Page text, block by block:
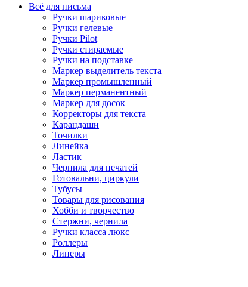
Всё для письма
Ручки шариковые
Ручки гелевые
Ручки Pilot
Ручки стираемые
Ручки на подставке
Маркер выделитель текста
Маркер промышленный
Маркер перманентный
Маркер для досок
Корректоры для текста
Карандаши
Точилки
Линейка
Ластик
Чернила для печатей
Готовальни, циркули
Тубусы
Товары для рисования
Хобби и творчество
Стержни, чернила
Ручки класса люкс
Роллеры
Линеры